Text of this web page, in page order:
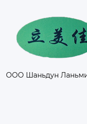
ООО Шаньдун